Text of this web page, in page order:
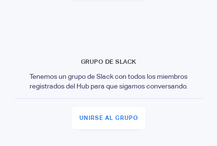
GRUPO DE SLACK
Tenemos un grupo de Slack con todos los miembros
registrados del Hub para que sigamos conversando.
UNIRSE AL GRUPO